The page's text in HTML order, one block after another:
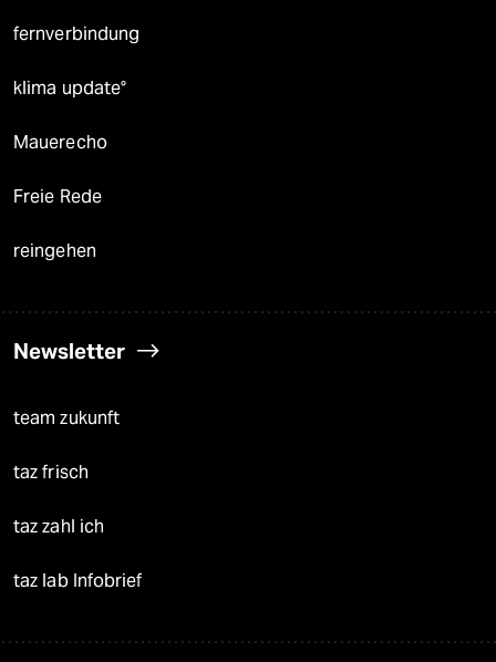
fernverbindung
klima update°
Mauerecho
Freie Rede
reingehen
Newsletter
team zukunft
taz frisch
taz zahl ich
taz lab Infobrief